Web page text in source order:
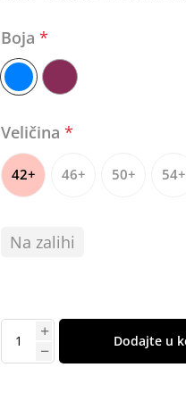
Boja*
Veličina*
42+ 46+ 50+ 54+
Na zalihi
Dodajte u